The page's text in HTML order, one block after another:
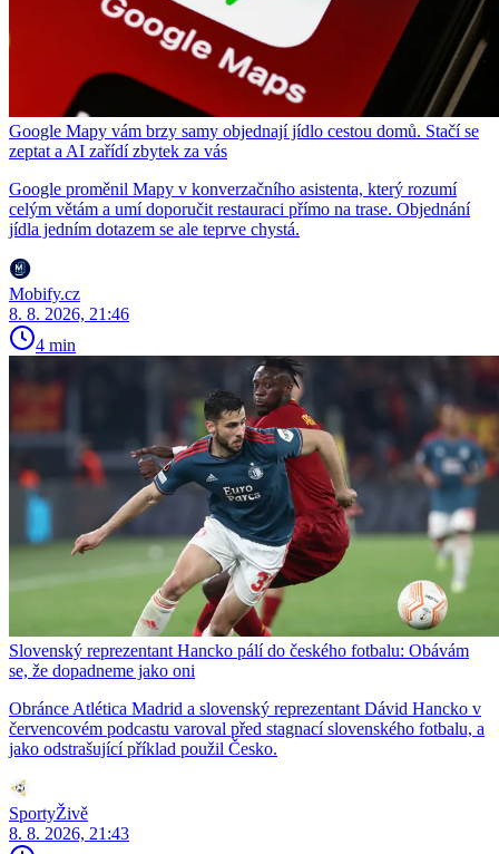
Google Mapy vám brzy samy objednají jídlo cestou domů. Stačí se
zeptat a AI zařídí zbytek za vás
Google proměnil Mapy v konverzačního asistenta, který rozumí
celým větám a umí doporučit restauraci přímo na trase. Objednání
jídla jedním dotazem se ale teprve chystá.
Mobify.cz
8. 8. 2026, 21:46
4 min
Slovenský reprezentant Hancko pálí do českého fotbalu: Obávám
se, že dopadneme jako oni
Obránce Atlética Madrid a slovenský reprezentant Dávid Hancko v
červencovém podcastu varoval před stagnací slovenského fotbalu, a
jako odstrašující příklad použil Česko.
SportyŽivě
8. 8. 2026, 21:43